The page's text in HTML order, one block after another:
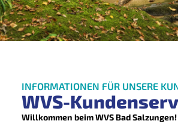
INFORMATIONEN FÜR UNSERE
WVS-
Willkommen beim WVS Bad Salzungen!